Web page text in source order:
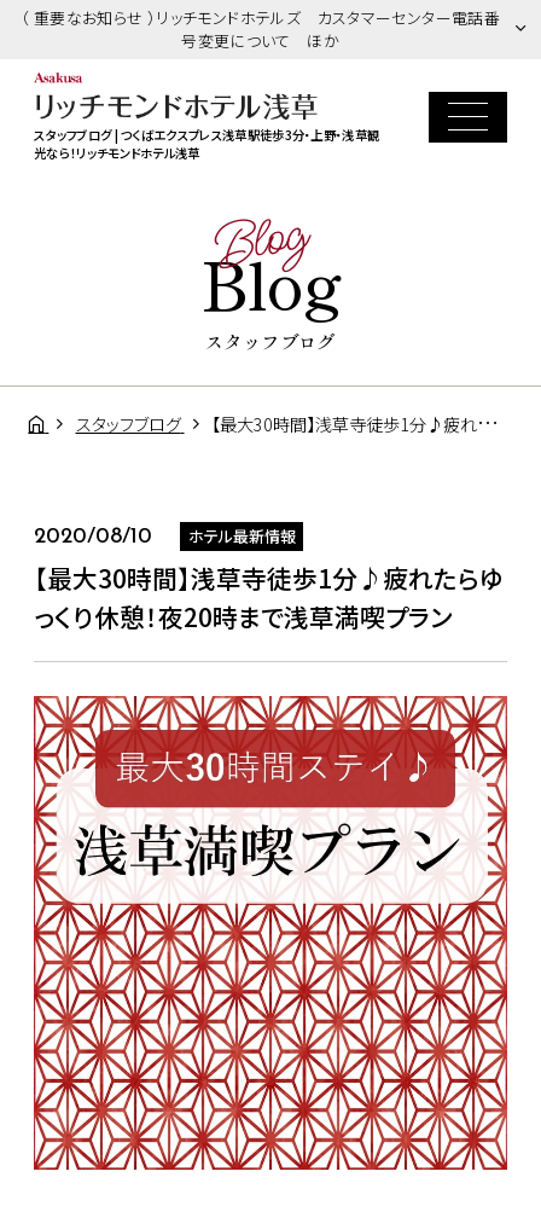
（ 重要なお知らせ ）リッチモンドホテルズ カスタマーセンター電話番
号変更について ほか
スタッフブログ | つくばエクスプレス浅草駅徒歩3分・上野・浅草観
光なら！リッチモンドホテル浅草
Blog
Blog
スタッフブログ
スタッフブログ 【最大30時間】浅草寺徒歩1分♪疲れたらゆっくり休憩！夜20時まで浅草満喫プラン
2020/08/10 ホテル最新情報
【最大30時間】浅草寺徒歩1分♪疲れたらゆ
っくり休憩！夜20時まで浅草満喫プラン